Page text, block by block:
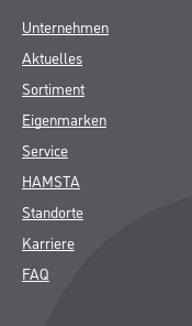
Unternehmen
Aktuelles
Sortiment
Eigenmarken
Service
HAMSTA
Standorte
Karriere
FAQ